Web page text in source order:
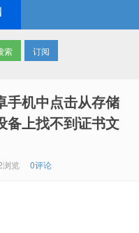
订阅
手机中点击从存储
备上找不到证书文
浏览 0评论